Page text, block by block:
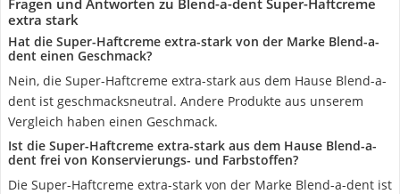
Fragen und Antworten zu Blend-a-dent Super-Haftcreme
extra stark
Hat die Super-Haftcreme extra-stark von der Marke Blend-a-
dent einen Geschmack?
Nein, die Super-Haftcreme extra-stark aus dem Hause Blend-a-
dent ist geschmacksneutral. Andere Produkte aus unserem
Vergleich haben einen Geschmack.
Ist die Super-Haftcreme extra-stark aus dem Hause Blend-a-
dent frei von Konservierungs- und Farbstoffen?
Die Super-Haftcreme extra-stark von der Marke Blend-a-dent ist